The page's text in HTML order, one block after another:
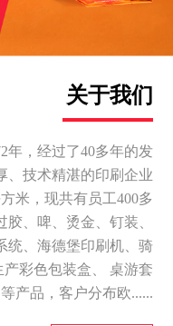
关于我们
年，经过了40多年的发
、技术精湛的印刷企业
米，现共有员工400多
、啤、烫金、钉装、
统、海德堡印刷机、骑
彩色包装盒、 桌游套
产品，客户分布欧......